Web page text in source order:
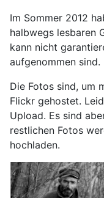
Im Sommer 2012
halbwegs lesbaren
kann nicht
aufgenommen sind.
Die Fotos sind, um
Flickr gehostet.
Upload. Es sind
restlichen Fotos
hochladen.